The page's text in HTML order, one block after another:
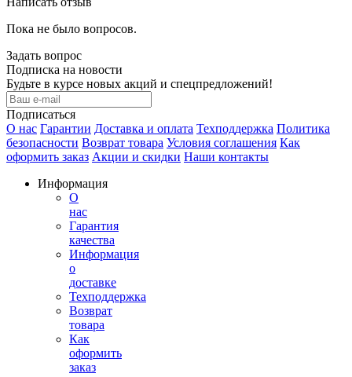
Пока не было вопросов.
Задать вопрос
Подписка на новости
Будьте в курсе новых акций и спецпредложений!
Подписаться
О нас Гарантии Доставка и оплата Техподдержка Политика
безопасности Возврат товара Условия соглашения Как
оформить заказ Акции и скидки Наши контакты
Информация
О
нас
Гарантия
качества
Информация
о
доставке
Техподдержка
Возврат
товара
Как
оформить
заказ